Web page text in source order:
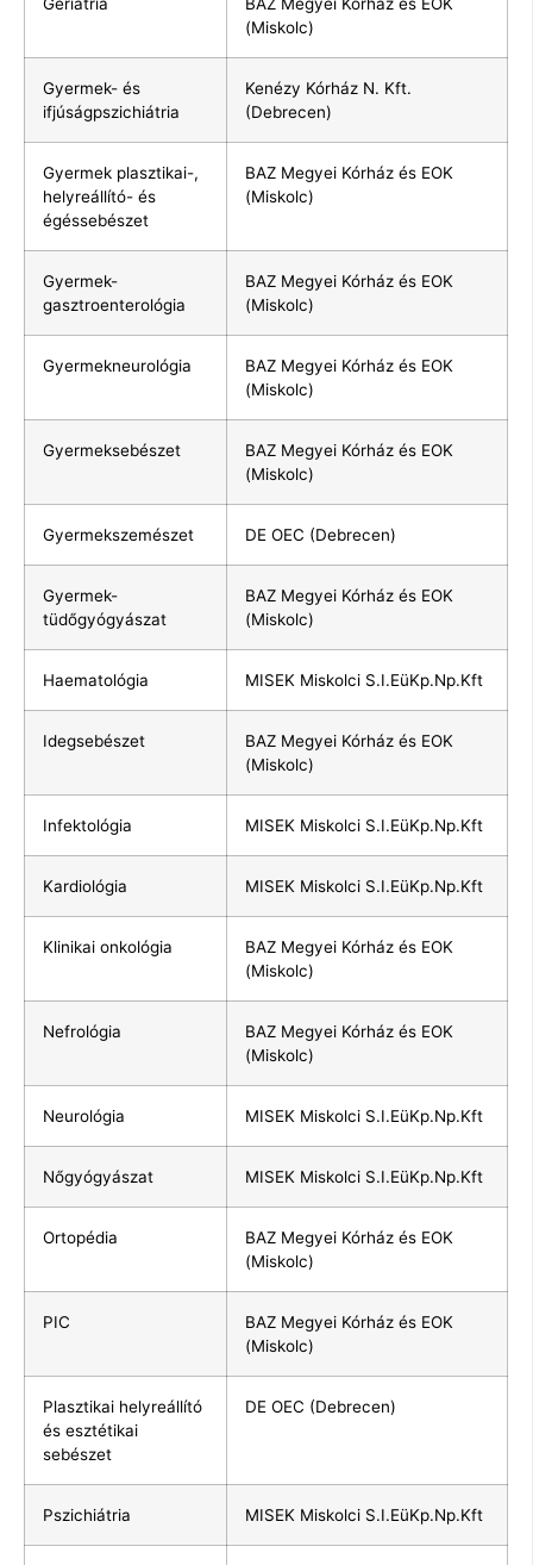
Geriátria
BAZ Megyei Kórház és EOK
(Miskolc)
Gyermek- és
ifjúságpszichiátria
Kenézy Kórház N. Kft.
(Debrecen)
Gyermek plasztikai-,
helyreállító- és
égéssebészet
BAZ Megyei Kórház és EOK
(Miskolc)
Gyermek-
gasztroenterológia
BAZ Megyei Kórház és EOK
(Miskolc)
Gyermekneurológia
BAZ Megyei Kórház és EOK
(Miskolc)
Gyermeksebészet
BAZ Megyei Kórház és EOK
(Miskolc)
Gyermekszemészet DE OEC (Debrecen)
Gyermek-
tüdőgyógyászat
BAZ Megyei Kórház és EOK
(Miskolc)
Haematológia MISEK Miskolci S.I.EüKp.Np.Kft
Idegsebészet
BAZ Megyei Kórház és EOK
(Miskolc)
Infektológia MISEK Miskolci S.I.EüKp.Np.Kft
Kardiológia MISEK Miskolci S.I.EüKp.Np.Kft
Klinikai onkológia
BAZ Megyei Kórház és EOK
(Miskolc)
Nefrológia
BAZ Megyei Kórház és EOK
(Miskolc)
Neurológia MISEK Miskolci S.I.EüKp.Np.Kft
Nőgyógyászat MISEK Miskolci S.I.EüKp.Np.Kft
Ortopédia
BAZ Megyei Kórház és EOK
(Miskolc)
PIC
BAZ Megyei Kórház és EOK
(Miskolc)
Plasztikai helyreállító
és esztétikai
sebészet
DE OEC (Debrecen)
Pszichiátria MISEK Miskolci S.I.EüKp.Np.Kft